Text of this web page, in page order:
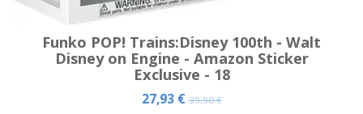
Funko POP! Trains:Disney 100th - Walt
Disney on Engine - Amazon Sticker
Exclusive - 18
27,93 €39,90 €